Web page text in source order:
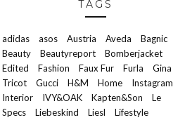
TAGS
adidas asos Austria Aveda
Bagnic
Beauty
Beautyreport
Bomberjacket
Edited
Fashion Faux Fur Furla
Gina
Tricot
Gucci H&M Home
Instagram
Interior
IVY&OAK Kapten&Son
Le
Specs
Liebeskind Liesl
Lifestyle